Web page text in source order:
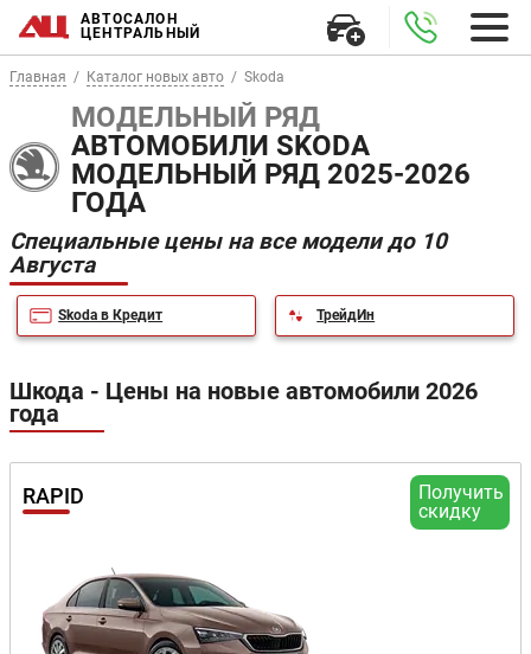
АВТОСАЛОН
ЦЕНТРАЛЬНЫЙ
Главная Каталог новых авто Skoda
МОДЕЛЬНЫЙ РЯД
АВТОМОБИЛИ SKODA
МОДЕЛЬНЫЙ РЯД 2025-2026
ГОДА
Специальные цены на все модели до 10
Августа
Skoda в Кредит ТрейдИн
Шкода - Цены на новые автомобили 2026
года
Получить
скидку
RAPID